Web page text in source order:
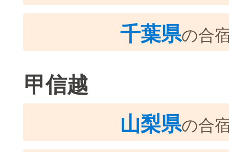
千葉県の合
甲信越
山梨県の合